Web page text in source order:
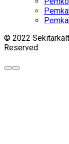
© 2022
Reserved.